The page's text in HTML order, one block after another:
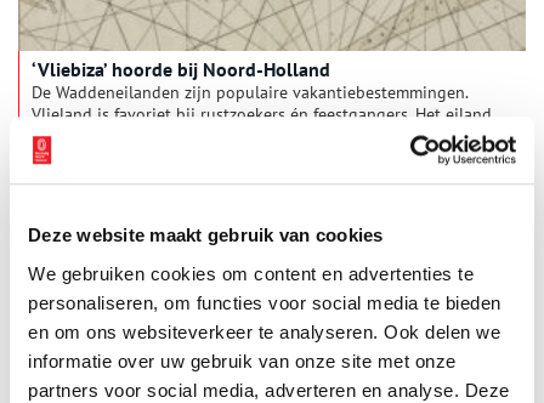
Deze website maakt gebruik van cookies
We gebruiken cookies om content en advertenties te
personaliseren, om functies voor social media te bieden
en om ons websiteverkeer te analyseren. Ook delen we
informatie over uw gebruik van onze site met onze
partners voor social media, adverteren en analyse. Deze
‘Vliebiza’ hoorde bij Noord-Holland
De Waddeneilanden zijn populaire vakantiebestemmingen.
Vlieland is favoriet bij rustzoekers én feestgangers. Het eiland
wordt vanwege zijn hippe sfeer wel het Nederlandse Ibiza
genoemd. Tot 1942 hoorde ‘Vliebiza’, samen met Terschelling,
bij Noord-Holland. Hoe zit dat? En wat heeft de scheiding te